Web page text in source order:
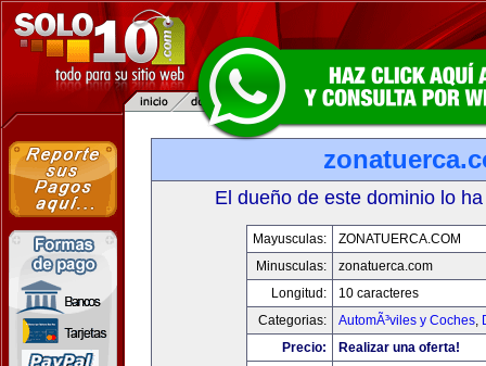
El dueño de este dominio lo
Mayusculas:
ZONATUERCA.COM
Minusculas:
zonatuerca.com
Longitud:
10 caracteres
Categorias:
AutomÃ³viles y Coches,
Precio:
Realizar una oferta!